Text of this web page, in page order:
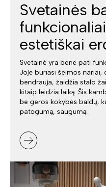
Svetainės
estetiškai
Svetainė yra bene pati
Joje buriasi šeimos nariai,
bendrauja, žaidžia stalo
kitaip leidžia laiką. Šis
be geros kokybės baldų,
patogumą, saugumą.